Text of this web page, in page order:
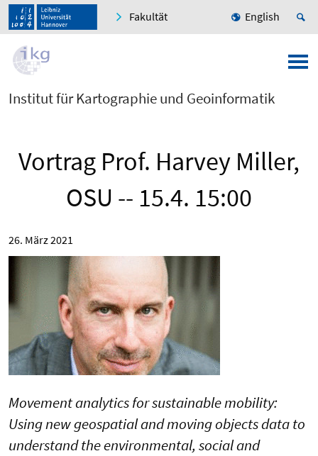
Fakultät English
Institut für Kartographie und Geoinformatik
Vortrag Prof. Harvey Miller,
OSU -- 15.4. 15:00
26. März 2021
Movement analytics for sustainable mobility:
Using new geospatial and moving objects data to
understand the environmental, social and